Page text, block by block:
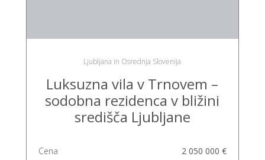
Ljubljana in Osrednja Slovenija
Luksuzna vila v Trnovem –
sodobna rezidenca v bližini
središča Ljubljane
Cena
2 050 000 €